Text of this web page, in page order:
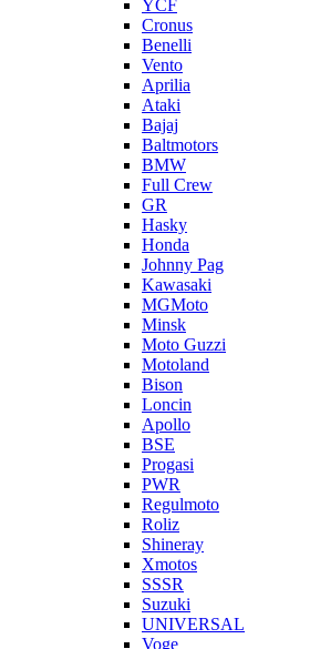
YCF
Cronus
Benelli
Vento
Aprilia
Ataki
Bajaj
Baltmotors
BMW
Full Crew
GR
Hasky
Honda
Johnny Pag
Kawasaki
MGMoto
Minsk
Moto Guzzi
Motoland
Bison
Loncin
Apollo
BSE
Progasi
PWR
Regulmoto
Roliz
Shineray
Xmotos
SSSR
Suzuki
UNIVERSAL
Voge